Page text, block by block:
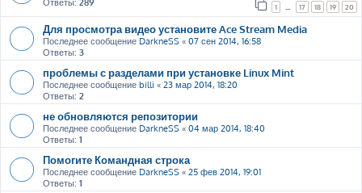
Ответы: 289 1 17 18 19 20
Для просмотра видео установите Ace Stream Media
Последнее сообщение DarkneSS « 07 сен 2014, 16:58
Ответы: 3
проблемы с разделами при установке Linux Mint
Последнее сообщение billi « 23 мар 2014, 18:20
Ответы: 2
не обновляются репозитории
Последнее сообщение DarkneSS « 04 мар 2014, 18:40
Ответы: 1
Помогите Командная строка
Последнее сообщение DarkneSS « 25 фев 2014, 19:01
Ответы: 1